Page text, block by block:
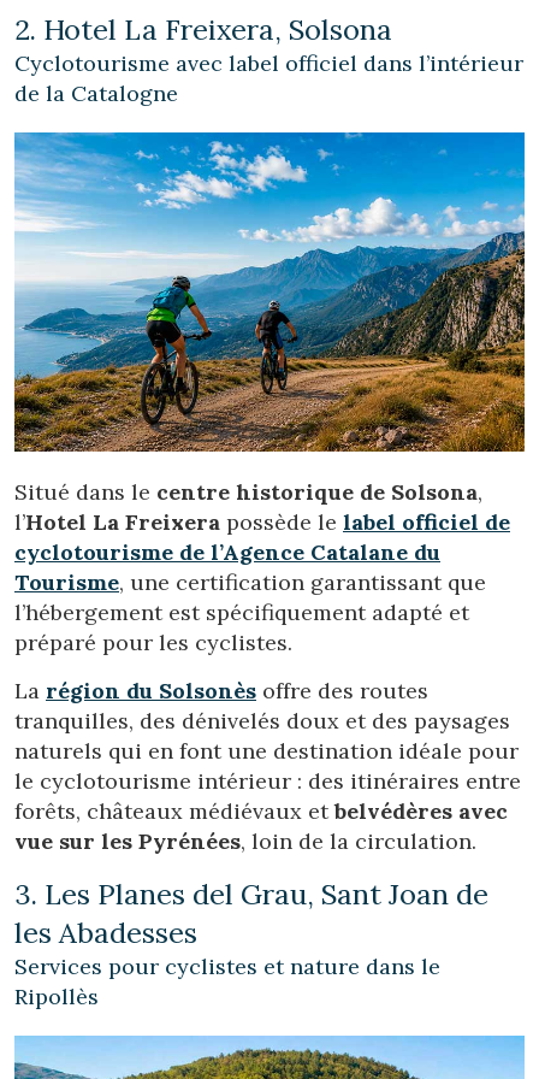
2. Hotel La Freixera, Solsona
Cyclotourisme avec label officiel dans l’intérieur
de la Catalogne
Situé dans le centre historique de Solsona,
l’Hotel La Freixera possède le label officiel de
cyclotourisme de l’Agence Catalane du
Tourisme, une certification garantissant que
l’hébergement est spécifiquement adapté et
préparé pour les cyclistes.
La région du Solsonès offre des routes
tranquilles, des dénivelés doux et des paysages
naturels qui en font une destination idéale pour
le cyclotourisme intérieur : des itinéraires entre
forêts, châteaux médiévaux etbelvédères avec
vue sur les Pyrénées, loin de la circulation.
3. Les Planes del Grau, Sant Joan de
les Abadesses
Services pour cyclistes et nature dans le
Ripollès
les préférences et les choix personnels de l'utilisateur
grâce à l'observation continue de ses habitudes de
navigation. Grâce à eux, nous pouvons connaître les
habitudes de navigation sur le site Web et afficher des
publicités liées au profil de navigation de l'utilisateur.